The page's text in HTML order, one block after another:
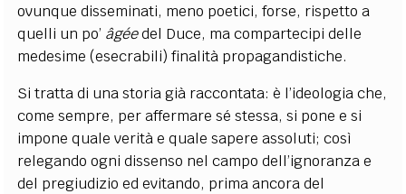
ovunque disseminati, meno poetici, forse, rispetto a
quelli un po’ âgéedel Duce, ma compartecipi delle
medesime (esecrabili) finalità propagandistiche.
Si tratta di una storia già raccontata: è l’ideologia che,
come sempre, per affermare sé stessa, si pone e si
impone quale verità e quale sapere assoluti; così
relegando ogni dissenso nel campo dell’ignoranza e
del pregiudizio ed evitando, prima ancora del